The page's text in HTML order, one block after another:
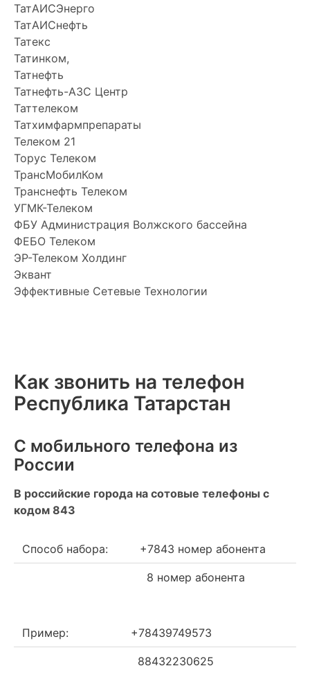
ТатАИСЭнерго
ТатАИСнефть
Татекс
Татинком,
Татнефть
Татнефть-АЗС Центр
Таттелеком
Татхимфармпрепараты
Телеком 21
Торус Телеком
ТрансМобилКом
Транснефть Телеком
УГМК-Телеком
ФБУ Администрация Волжского бассейна
ФЕБО Телеком
ЭР-Телеком Холдинг
Эквант
Эффективные Сетевые Технологии
Как звонить на телефон
Республика Татарстан
С мобильного телефона из
России
В российские города на сотовые телефоны с
кодом 843
Способ набора: +7843 номер абонента
8 номер абонента
Пример: +78439749573
88432230625